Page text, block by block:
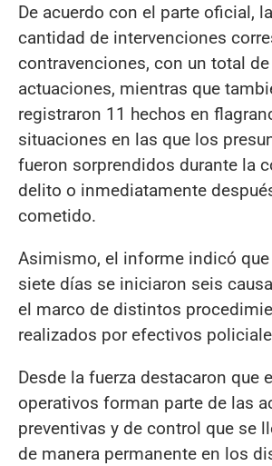
De acuerdo con el parte oficial,
cantidad de intervenciones
contravenciones, con un total
actuaciones, mientras que
registraron 11 hechos en
situaciones en las que los
fueron sorprendidos durante la
delito o inmediatamente
cometido.
Asimismo, el informe indicó
siete días se iniciaron seis
el marco de distintos
realizados por efectivos
Desde la fuerza destacaron que
operativos forman parte de las
preventivas y de control que se
de manera permanente en los